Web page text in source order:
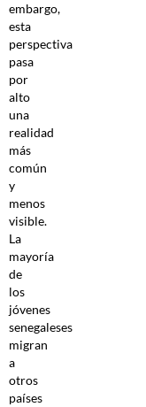
embargo,
esta
perspectiva
pasa
por
alto
una
realidad
más
común
y
menos
visible.
La
mayoría
de
los
jóvenes
senegaleses
migran
a
otros
países